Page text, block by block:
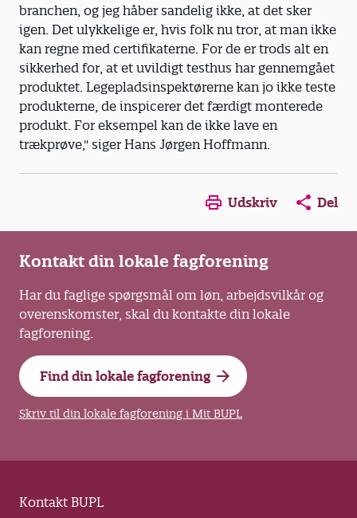
branchen, og jeg håber sandelig ikke, at det sker
igen. Det ulykkelige er, hvis folk nu tror, at man ikke
kan regne med certifikaterne. For de er trods alt en
sikkerhed for, at et uvildigt testhus har gennemgået
produktet. Legepladsinspektørerne kan jo ikke teste
produkterne, de inspicerer det færdigt monterede
produkt. For eksempel kan de ikke lave en
trækprøve," siger Hans Jørgen Hoffmann.
Opens in a new window
Opens in a new
Opens in
Udskriv Del
Kontakt din lokale fagforening
Har du faglige spørgsmål om løn, arbejdsvilkår og
overenskomster, skal du kontakte din lokale
fagforening.
Find din lokale fagforening
Skriv til din lokale fagforening i Mit BUPL
Kontakt BUPL